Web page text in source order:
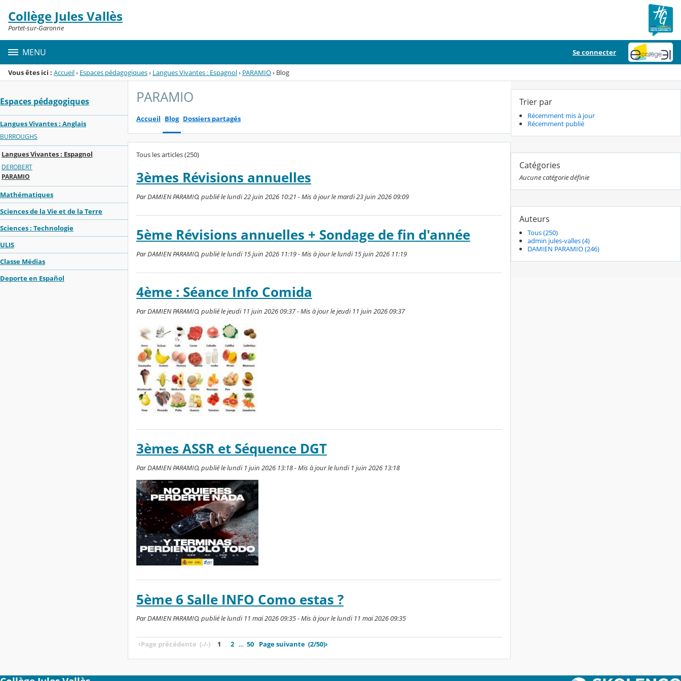
Menu de la rubrique
Contenu
Collège Jules Vallès
Portet-sur-Garonne
MENU Se connecter
Vous êtes ici : Accueil› Espaces pédagogiques› Langues Vivantes : Espagnol› PARAMIO› Blog
Espaces pédagogiques
Langues Vivantes : Anglais
BURROUGHS
Langues Vivantes : Espagnol
DEROBERT
PARAMIO
Mathématiques
Sciences de la Vie et de la Terre
Sciences : Technologie
ULIS
Classe Médias
Deporte en Español
PARAMIO
Accueil Blog Dossiers partagés
Tous les articles (250)
3èmes Révisions annuelles
Par DAMIEN PARAMIO, publié le lundi 22 juin 2026 10:21 - Mis à jour le mardi 23 juin 2026 09:09
5ème Révisions annuelles + Sondage de fin d'année
Par DAMIEN PARAMIO, publié le lundi 15 juin 2026 11:19 - Mis à jour le lundi 15 juin 2026 11:19
4ème : Séance Info Comida
Par DAMIEN PARAMIO, publié le jeudi 11 juin 2026 09:37 - Mis à jour le jeudi 11 juin 2026 09:37
3èmes ASSR et Séquence DGT
Par DAMIEN PARAMIO, publié le lundi 1 juin 2026 13:18 - Mis à jour le lundi 1 juin 2026 13:18
5ème 6 Salle INFO Como estas ?
Par DAMIEN PARAMIO, publié le lundi 11 mai 2026 09:35 - Mis à jour le lundi 11 mai 2026 09:35
‹Page précédente (-/-) 1 2 … 50 Page suivante (2/50)›
Trier par
Récemment mis à jour
Récemment publié
Catégories
Aucune catégorie définie
Auteurs
Tous (250)
admin jules-valles (4)
DAMIEN PARAMIO (246)